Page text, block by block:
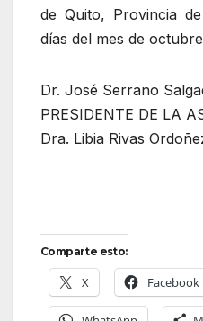
de Quito, Provincia
días del mes de
Dr. José Serrano
PRESIDENTE DE LA
Dra. Libia Rivas
Comparte esto:
X Facebook